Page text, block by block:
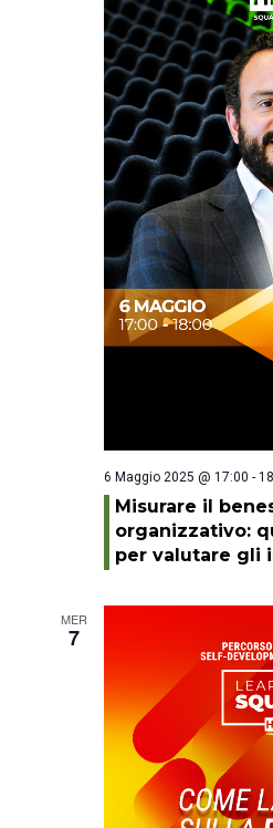
6 Maggio 2025 @ 17:00 -
Misurare il
organizzativo:
per valutare gli
MER
7